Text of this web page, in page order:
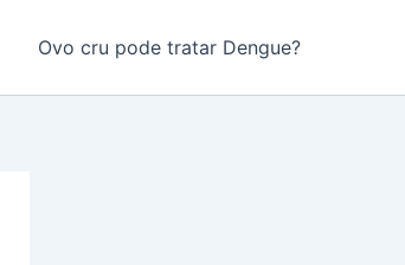
Ovo cru pode tratar Dengue?